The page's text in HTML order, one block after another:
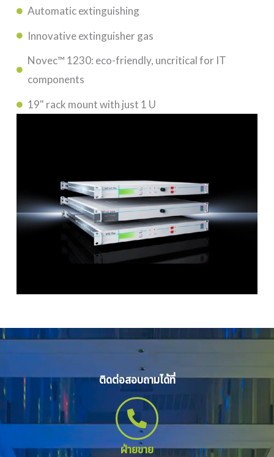
Automatic extinguishing
Innovative extinguisher gas
Novec™ 1230: eco-friendly, uncritical for IT
components
19" rack mount with just 1 U
ติดต่อสอบถามได้ที่
ฝ่ายขาย